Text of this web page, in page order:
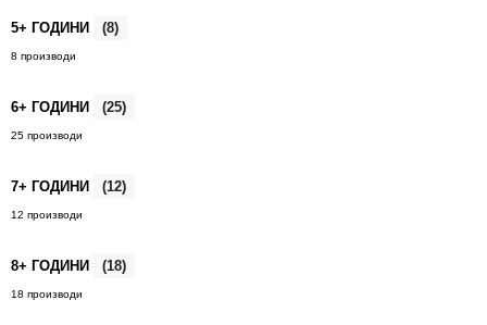
5+ ГОДИНИ (8)
8 производи
6+ ГОДИНИ (25)
25 производи
7+ ГОДИНИ (12)
12 производи
8+ ГОДИНИ (18)
18 производи